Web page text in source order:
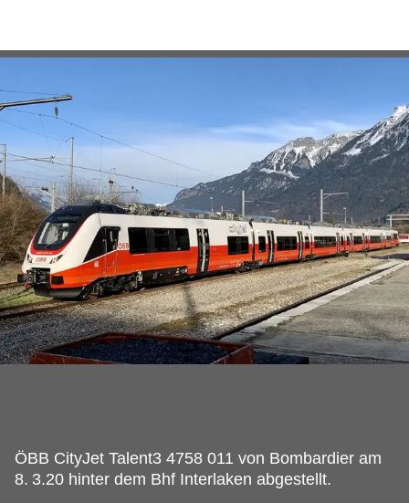
ÖBB CityJet Talent3 4758 011 von Bombardier am
8. 3.20 hinter dem Bhf Interlaken abgestellt.